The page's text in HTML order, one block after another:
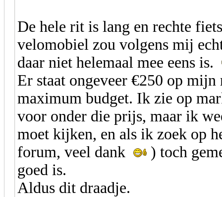
De hele rit is lang en rechte
velomobiel zou volgens mij
daar niet helemaal mee eens is.
Er staat ongeveer €250 op
maximum budget. Ik zie op
voor onder die prijs, maar ik
moet kijken, en als ik zoek op
forum, veel dank
) toch
goed is.
Aldus dit draadje.